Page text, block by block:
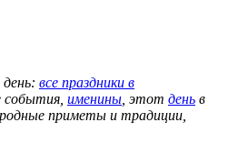
все праздники в
события, именины , этот день в
приметы и традиции,